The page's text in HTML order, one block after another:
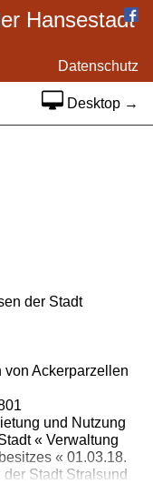
Hansestadt
Datenschutz
Desktop →
der Stadt
von Ackerparzellen
und Nutzung
« Verwaltung
« 01.03.18.
Stadt Stralsund